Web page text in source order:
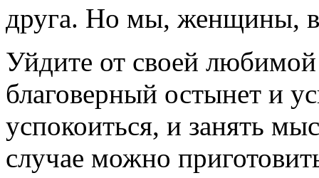
друга. Но мы, женщины,
Уйдите от своей
благоверный остынет и
успокоиться, и занять
случае можно